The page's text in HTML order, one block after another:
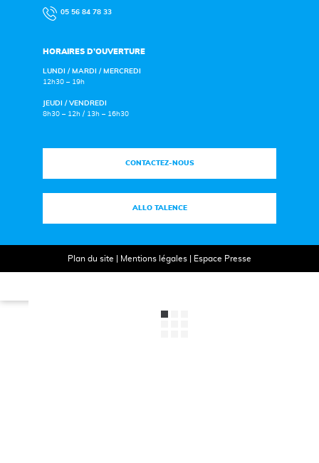
05 56 84 78 33
HORAIRES D’OUVERTURE
LUNDI / MARDI / MERCREDI
12h30 – 19h
JEUDI / VENDREDI
8h30 – 12h / 13h – 16h30
CONTACTEZ-NOUS
ALLO TALENCE
Plan du site Mentions légales| Espace Presse